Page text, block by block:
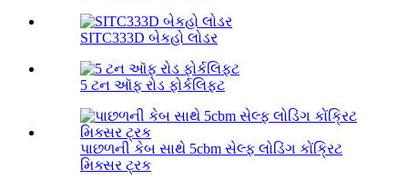
SITC333D બેકહો લોડર
5 ટન ઑફ રોડ ફોર્કલિફ્ટ
પાછળની કેબ સાથે 5cbm સેલ્ફ લોડિંગ કોંક્રિટ
મિક્સર ટ્રક